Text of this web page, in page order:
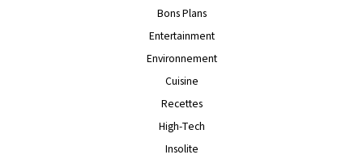
Bons Plans
Entertainment
Environnement
Cuisine
Recettes
High-Tech
Insolite